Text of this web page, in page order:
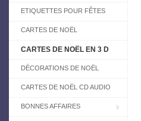
ETIQUETTES POUR FÊTES
CARTES DE NOËL
CARTES DE NOËL EN 3 D
DÉCORATIONS DE NOËL
CARTES DE NOËL CD AUDIO
BONNES AFFAIRES